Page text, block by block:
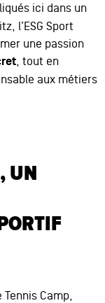
ici dans un
l’ESG Sport
une passion
, tout en
aux métiers
UN
Camp,